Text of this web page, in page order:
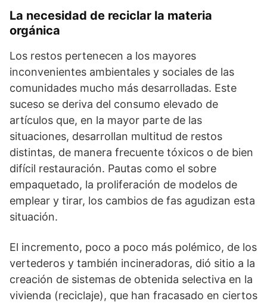
La necesidad de reciclar la materia
orgánica
Los restos pertenecen a los mayores
inconvenientes ambientales y sociales de las
comunidades mucho más desarrolladas. Este
suceso se deriva del consumo elevado de
artículos que, en la mayor parte de las
situaciones, desarrollan multitud de restos
distintas, de manera frecuente tóxicos o de bien
difícil restauración. Pautas como el sobre
empaquetado, la proliferación de modelos de
emplear y tirar, los cambios de fas agudizan esta
situación.
El incremento, poco a poco más polémico, de los
vertederos y también incineradoras, dió sitio a la
creación de sistemas de obtenida selectiva en la
vivienda (reciclaje), que han fracasado en ciertos